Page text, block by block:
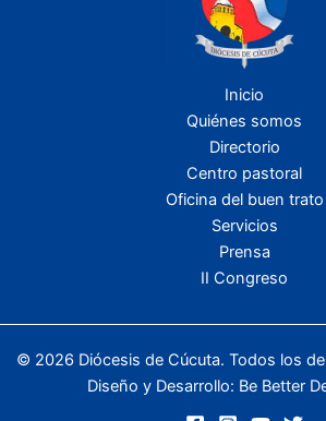
Inicio
Quiénes somos
Directorio
Centro pastoral
Oficina del buen trato
Servicios
Prensa
II Congreso
© 2026 Diócesis de Cúcuta. Todos los
Diseño y Desarrollo: Be Better